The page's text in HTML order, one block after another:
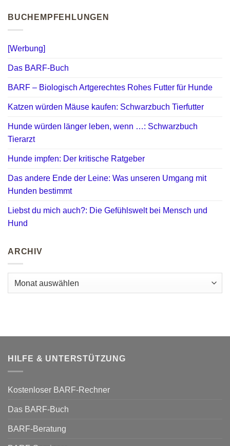
BUCHEMPFEHLUNGEN
[Werbung]
Das BARF-Buch
BARF – Biologisch Artgerechtes Rohes Futter für Hunde
Katzen würden Mäuse kaufen: Schwarzbuch Tierfutter
Hunde würden länger leben, wenn …: Schwarzbuch
Tierarzt
Hunde impfen: Der kritische Ratgeber
Das andere Ende der Leine: Was unseren Umgang mit
Hunden bestimmt
Liebst du mich auch?: Die Gefühlswelt bei Mensch und
Hund
ARCHIV
Archiv
HILFE & UNTERSTÜTZUNG
Kostenloser BARF-Rechner
Das BARF-Buch
BARF-Beratung